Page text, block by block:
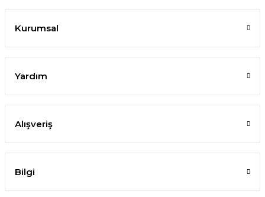
Kurumsal
Yardım
Alışveriş
Bilgi